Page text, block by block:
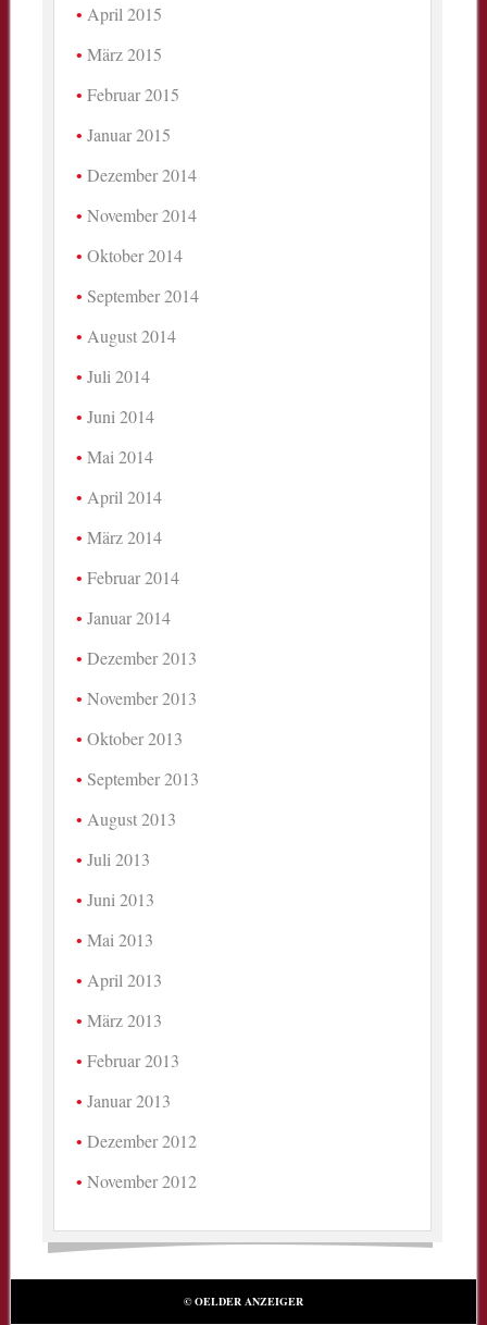
April 2015
März 2015
Februar 2015
Januar 2015
Dezember 2014
November 2014
Oktober 2014
September 2014
August 2014
Juli 2014
Juni 2014
Mai 2014
April 2014
März 2014
Februar 2014
Januar 2014
Dezember 2013
November 2013
Oktober 2013
September 2013
August 2013
Juli 2013
Juni 2013
Mai 2013
April 2013
März 2013
Februar 2013
Januar 2013
Dezember 2012
November 2012
© OELDER ANZEIGER